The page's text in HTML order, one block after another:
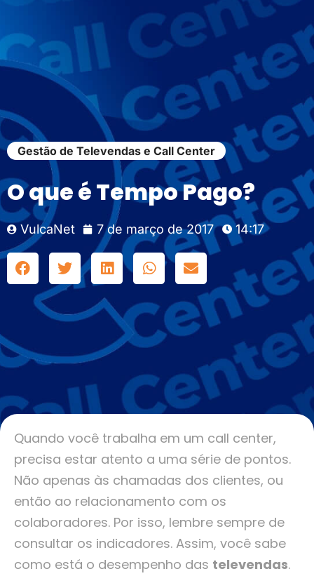
Gestão de Televendas e Call Center
O que é Tempo Pago?
VulcaNet 7 de março de 2017 14:17
Quando você trabalha em um call center,
precisa estar atento a uma série de pontos.
Não apenas às chamadas dos clientes, ou
então ao relacionamento com os
colaboradores. Por isso, lembre sempre de
consultar os indicadores. Assim, você sabe
como está o desempenho das televendas.